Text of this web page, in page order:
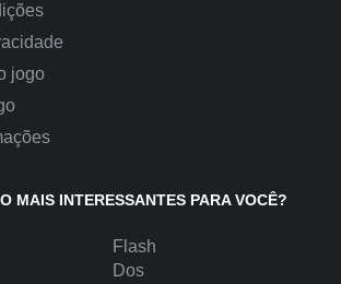
jogo
MAIS INTERESSANTES PARA VOCÊ?
Flash
Dos